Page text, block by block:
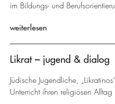
im Bildungs- und
weiterlesen
Likrat – jugend & dialog
Jüdische Jugendliche,
Unterricht ihren religiösen Alltag